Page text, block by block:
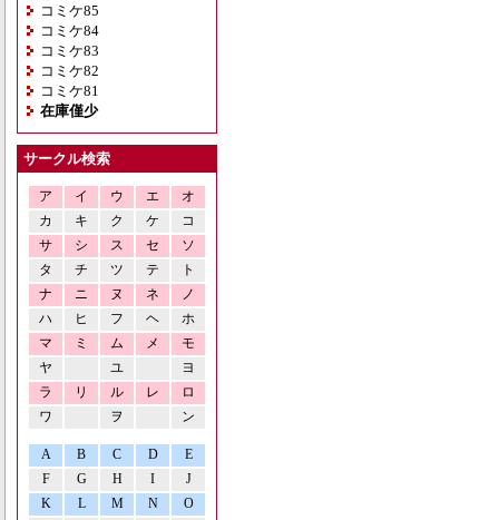
コミケ85
コミケ84
コミケ83
コミケ82
コミケ81
在庫僅少
サークル検索
ア イ ウ エ
オ
カ
キ ク ケ
コ
サ
シ ス セ
ソ
タ
チ ツ テ
ト
ナ
ニ ヌ ネ
ノ
ハ
ヒ フ ヘ
ホ
マ
ミ ム メ
モ
ヤ
ユ
ヨ
ラ
リ ル レ
ロ
ワ
ヲ ン
A B C D
E
F
G H I
J
K
L M N O